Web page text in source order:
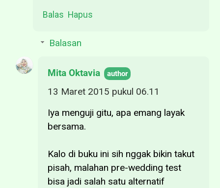
Balas Hapus
Balasan
Mita Oktavia
13 Maret 2015 pukul 06.11
Iya menguji gitu, apa emang layak
bersama.
Kalo di buku ini sih nggak bikin takut
pisah, malahan pre-wedding test
bisa jadi salah satu alternatif